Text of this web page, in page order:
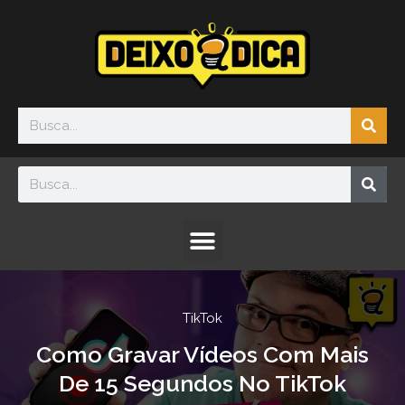
Search
Search
Menu
TikTok
Como Gravar Vídeos Com Mais
De 15 Segundos No TikTok